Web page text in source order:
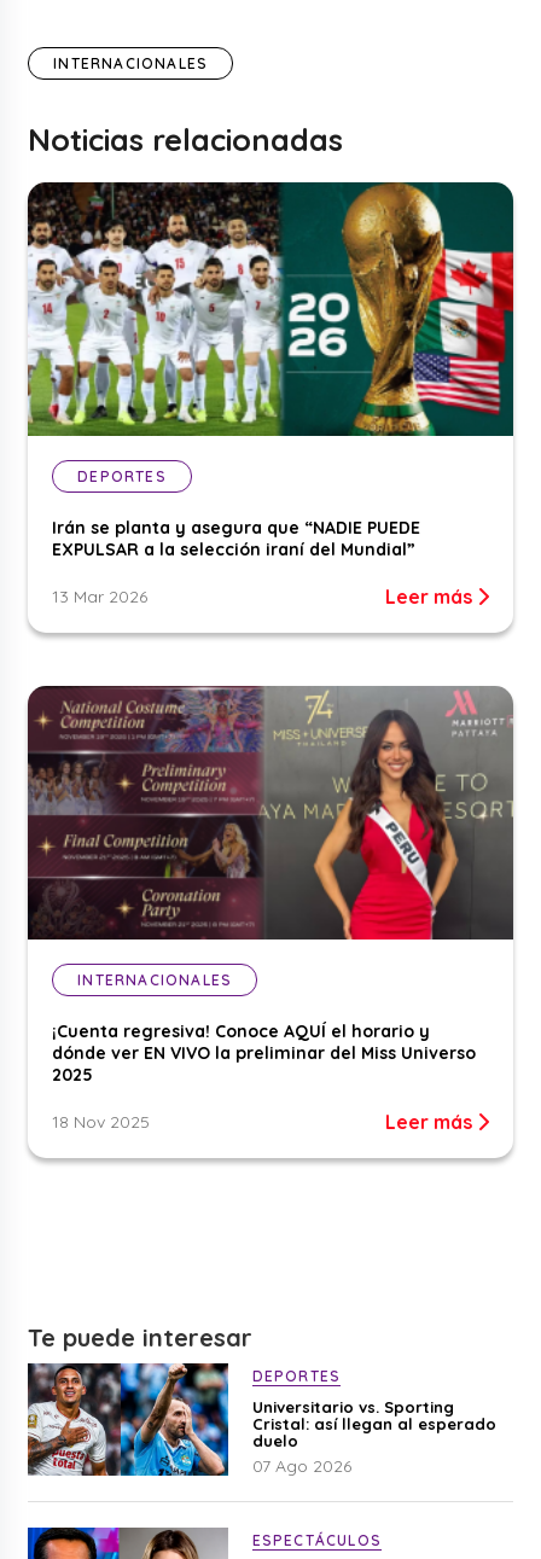
INTERNACIONALES
Noticias relacionadas
DEPORTES
Irán se planta y asegura que “NADIE PUEDE
EXPULSAR a la selección iraní del Mundial”
13 Mar 2026 Leer más
INTERNACIONALES
¡Cuenta regresiva! Conoce AQUÍ el horario y
dónde ver EN VIVO la preliminar del Miss Universo
2025
18 Nov 2025 Leer más
Te puede interesar
DEPORTES
Universitario vs. Sporting
Cristal: así llegan al esperado
duelo
07 Ago 2026
ESPECTÁCULOS